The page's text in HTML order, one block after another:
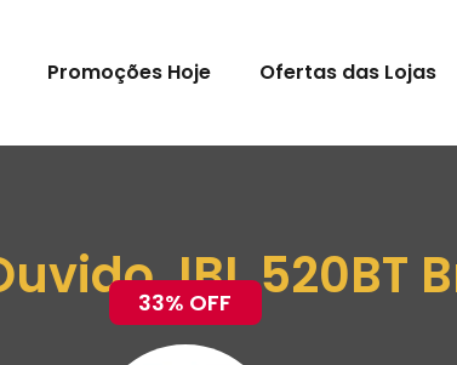
Promoções Hoje Ofertas das Lojas
JBL 520BT
33% OFF